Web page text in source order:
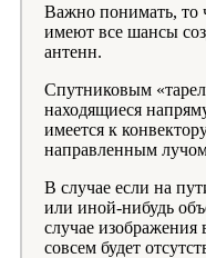
Важно понимать, то
имеют все шансы
антенн.
Спутниковым
находящиеся
имеется к
направленным
В случае если на
или иной-нибудь
случае изображения
совсем будет